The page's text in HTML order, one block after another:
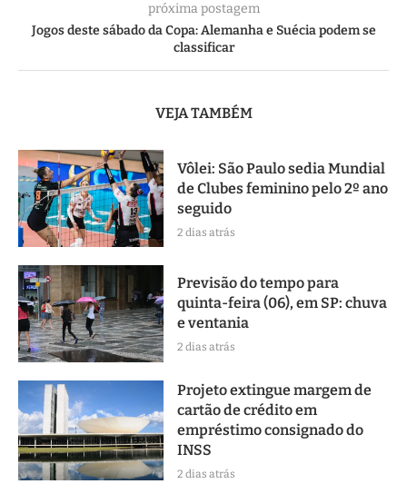
próxima postagem
Jogos deste sábado da Copa: Alemanha e Suécia podem se
classificar
VEJA TAMBÉM
Vôlei: São Paulo sedia Mundial
de Clubes feminino pelo 2º ano
seguido
2 dias atrás
Previsão do tempo para
quinta-feira (06), em SP: chuva
e ventania
2 dias atrás
Projeto extingue margem de
cartão de crédito em
empréstimo consignado do
INSS
2 dias atrás